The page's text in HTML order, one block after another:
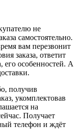
не
самостоятельно.
вам перезвонит
заказа, ответит
его особенностей. А
получив
укомплектовав
на
Получает
телефон и ждёт